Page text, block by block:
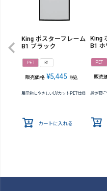
King ポスターフレーム
B1 ブラック
PET B1
販売価格 ¥5,445 税込
展示物にやさしいUVカットPET仕様
カートに入れる
King
B1 ホ
PET
販売
展示物に